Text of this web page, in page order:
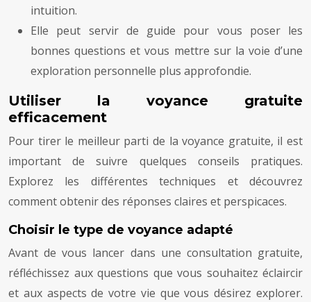
intuition.
Elle peut servir de guide pour vous poser les
bonnes questions et vous mettre sur la voie d’une
exploration personnelle plus approfondie.
Utiliser la voyance gratuite
efficacement
Pour tirer le meilleur parti de la voyance gratuite, il est
important de suivre quelques conseils pratiques.
Explorez les différentes techniques et découvrez
comment obtenir des réponses claires et perspicaces.
Choisir le type de voyance adapté
Avant de vous lancer dans une consultation gratuite,
réfléchissez aux questions que vous souhaitez éclaircir
et aux aspects de votre vie que vous désirez explorer.